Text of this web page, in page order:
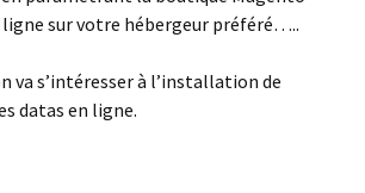
sur votre hébergeur préféré…..
va s’intéresser à l’installation de
datas en ligne.